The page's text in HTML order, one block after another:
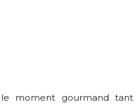
moment gourmand tant